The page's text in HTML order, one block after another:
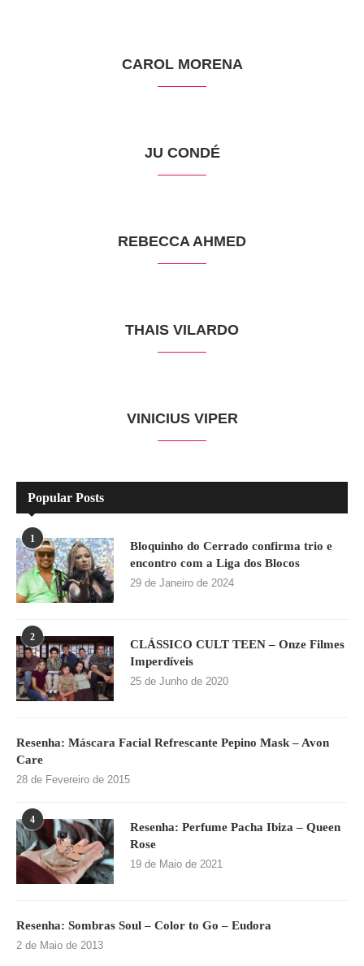
CAROL MORENA
JU CONDÉ
REBECCA AHMED
THAIS VILARDO
VINICIUS VIPER
Popular Posts
1
Bloquinho do Cerrado confirma trio e
encontro com a Liga dos Blocos
29 de Janeiro de 2024
2
CLÁSSICO CULT TEEN – Onze Filmes
Imperdíveis
25 de Junho de 2020
Resenha: Máscara Facial Refrescante Pepino Mask – Avon
Care
28 de Fevereiro de 2015
4
Resenha: Perfume Pacha Ibiza – Queen
Rose
19 de Maio de 2021
Resenha: Sombras Soul – Color to Go – Eudora
2 de Maio de 2013